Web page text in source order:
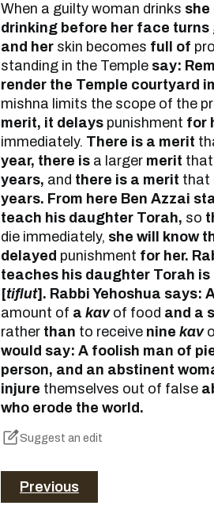
When a guilty woman drinks she
drinking before her face turns
and her skin becomes full of
standing in the Temple say:
render the Temple courtyard
mishna limits the scope of the
merit, it delays punishment for
immediately. There is a merit
year, there is a larger merit that
years, and there is a merit that
years. From here Ben Azzai
teach his daughter Torah, so
die immediately, she will know
delayed punishment for her.
teaches his daughter Torah
[tiflut]. Rabbi Yehoshua says:
amount of a kavof food and a
rather than to receive nine kav
would say: A foolish man of
person, and an abstinent
injure themselves out of false
who erode the world.
Suggest an edit
Previous